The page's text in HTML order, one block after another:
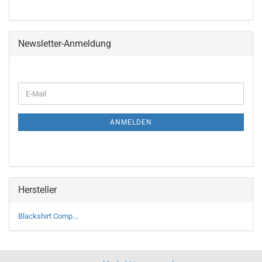
Newsletter-Anmeldung
ZUR
E-
Mail
ANMELDEN
Hersteller
Blackshirt Comp...